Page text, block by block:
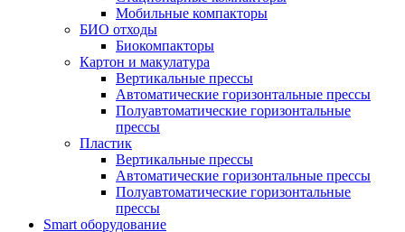
Мобильные компакторы
БИО отходы
Биокомпакторы
Картон и макулатура
Вертикальные прессы
Автоматические горизонтальные прессы
Полуавтоматические горизонтальные
прессы
Пластик
Вертикальные прессы
Автоматические горизонтальные прессы
Полуавтоматические горизонтальные
прессы
Smart оборудование